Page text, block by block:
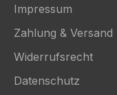
Impressum
Zahlung & Versand
Widerrufsrecht
Datenschutz